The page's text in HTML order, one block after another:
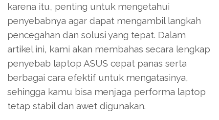
karena itu, penting untuk mengetahui
penyebabnya agar dapat mengambil langkah
pencegahan dan solusi yang tepat. Dalam
artikel ini, kami akan membahas secara lengkap
penyebab laptop ASUS cepat panas serta
berbagai cara efektif untuk mengatasinya,
sehingga kamu bisa menjaga performa laptop
tetap stabil dan awet digunakan.